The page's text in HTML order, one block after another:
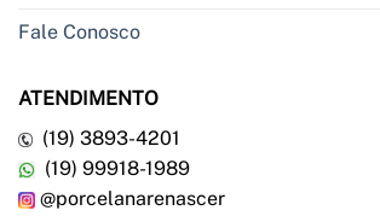
Fale Conosco
ATENDIMENTO
(19) 3893-4201
(19) 99918-1989
@porcelanarenascer